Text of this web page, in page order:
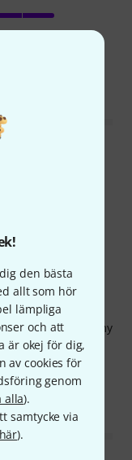
den bästa
allt som hör
lämpliga
och att
är okej för dig,
av cookies för
genom
alla).
samtycke via
).
these are also my
unsatisfied with
are perfect.